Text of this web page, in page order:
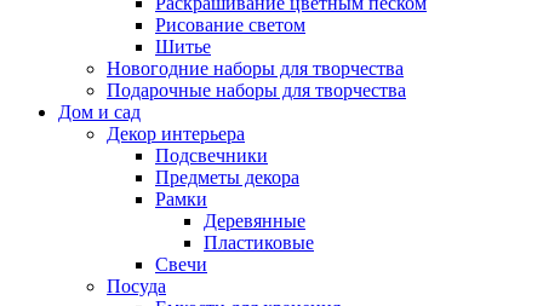
Рисование светом
Шитье
Новогодние наборы для творчества
Подарочные наборы для творчества
Дом и сад
Декор интерьера
Подсвечники
Предметы декора
Рамки
Деревянные
Пластиковые
Свечи
Посуда